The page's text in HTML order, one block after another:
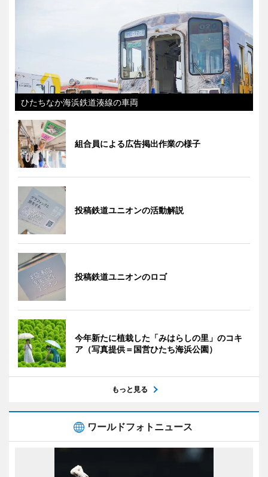
ひたちなか海浜鉄道湊線の車両
組合員による広告掲出作業の様子
投稿鉄道ユニオンの活動解説
投稿鉄道ユニオンのロゴ
今年新たに植栽した「みはらしの里」のコキ
ア（写真提供＝国営ひたち海浜公園）
もっと見る
ワールドフォトニュース